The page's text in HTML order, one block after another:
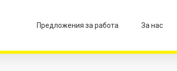
Предложения за работа За нас